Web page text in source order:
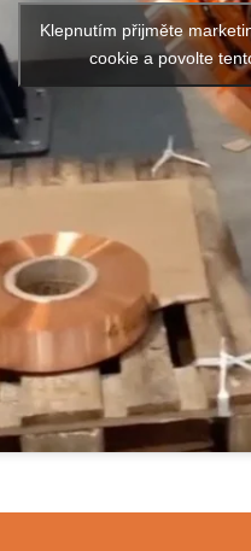
Klepnutím přijměte
cookie a povolte